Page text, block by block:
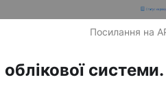
Посилання на